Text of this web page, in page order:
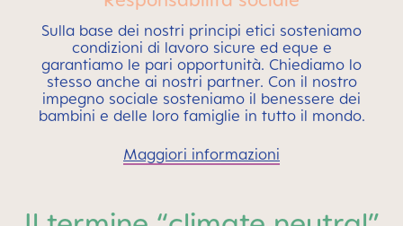
Sulla base dei nostri principi etici sosteniamo
condizioni di lavoro sicure ed eque e
garantiamo le pari opportunità. Chiediamo lo
stesso anche ai nostri partner. Con il nostro
impegno sociale sosteniamo il benessere dei
bambini e delle loro famiglie in tutto il mondo.
Maggiori informazioni